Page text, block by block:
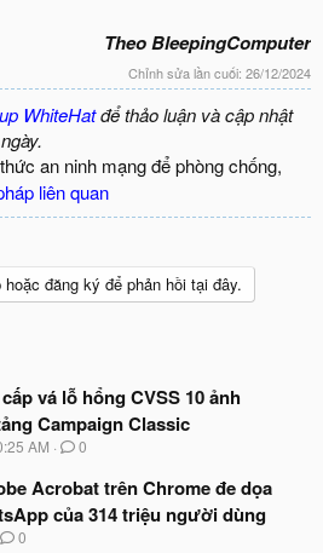
Theo BleepingComputer
Chỉnh sửa lần cuối: 26/12/2024
WhiteHatđể thảo luận và cập nhật
an ninh mạng để phòng chống,
liên quan
hoặc đăng ký để phản hồi tại đây.
vá lỗ hổng CVSS 10 ảnh
Campaign Classic
AM 0
Acrobat trên Chrome đe dọa
của 314 triệu người dùng
0